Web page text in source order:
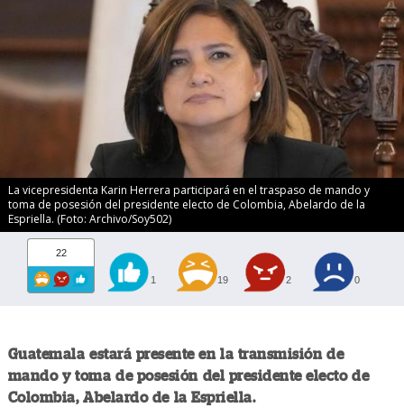
La vicepresidenta Karin Herrera participará en el traspaso de mando y
toma de posesión del presidente electo de Colombia, Abelardo de la
Espriella. (Foto: Archivo/Soy502)
22
1 19 2 0
Guatemala estará presente en la transmisión de
mando y toma de posesión del presidente electo de
Colombia, Abelardo de la Espriella.